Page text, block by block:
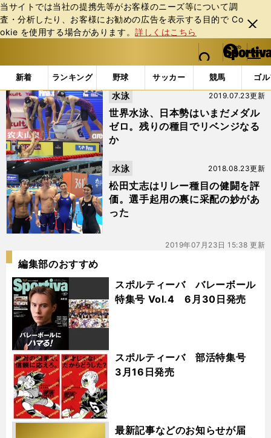
当サイトでは当社の提携先等がお客様のニーズ等について調
査・分析したり、お客様にお勧めの広告を表⽰する⽬的で Co
okie を使⽤する場合があります。詳しくはこちら
閉じ
る
web Sportiva (webスポルティーバ)
検索
マイペ
ー
ジ
メニュ
新着 ランキング 野球 サッカー 競馬 ゴ
b
ス
ポ
ル
テ
ィ
ー
バ
「#青木智美」の最新ニュース・ 情報
世界水泳、日本勢はいまだメダル
ゼロ。残りの種目でリベンジなる
か
2019.07.23更新
水泳
松田丈志はリレー種目の健闘を評
価。選手起用の裏に采配の妙があ
った
2018.08.23更新
水泳
2019年07月23日 15:38 更新
編集部のおすすめ
スポルティーバ バレーボール
特集号 Vol.4 6月30日発売
スポルティーバ 部活特集号
3月16日発売
最新記事などのお知らせが届